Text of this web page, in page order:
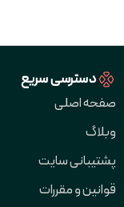
دسترسی سریع
صفحه اصلی
وبلاگ
پشتیبانی سایت
قوانین و مقررات